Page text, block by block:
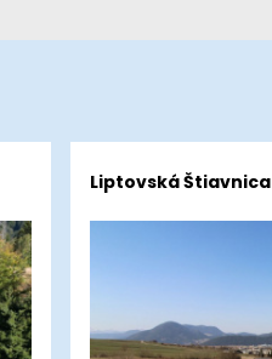
Liptovská Štiavnica